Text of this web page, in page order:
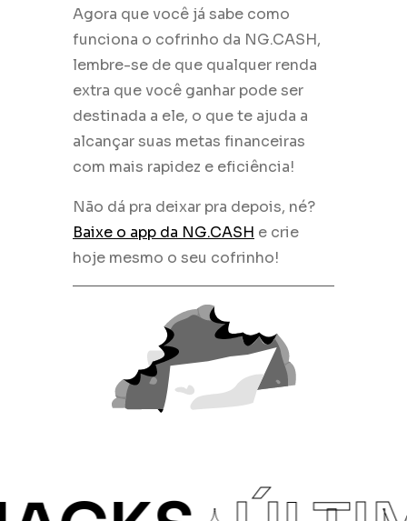
Agora que você já sabe como
funciona o cofrinho da NG.CASH,
lembre-se de que qualquer renda
extra que você ganhar pode ser
destinada a ele, o que te ajuda a
alcançar suas metas financeiras
com mais rapidez e eficiência!
Não dá pra deixar pra depois, né?
Baixe o app da NG.CASH e crie
hoje mesmo o seu cofrinho!